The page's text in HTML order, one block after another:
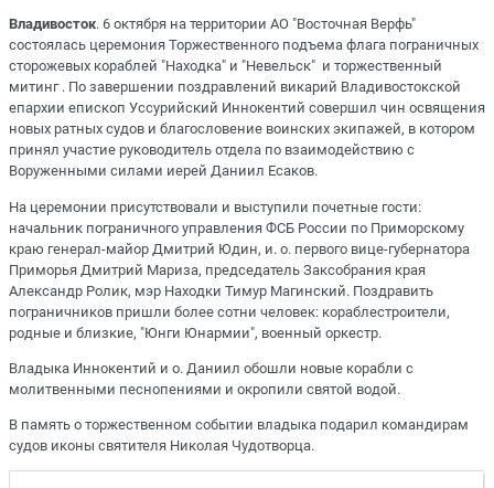
Владивосток. 6 октября на территории АО "Восточная Верфь"
состоялась церемония Торжественного подъема флага пограничных
сторожевых кораблей "Находка" и "Невельск" и торжественный
митинг . По завершении поздравлений викарий Владивостокской
епархии епископ Уссурийский Иннокентий совершил чин освящения
новых ратных судов и благословение воинских экипажей, в котором
принял участие руководитель отдела по взаимодействию с
Воруженными силами иерей Даниил Есаков.
На церемонии присутствовали и выступили почетные гости:
начальник пограничного управления ФСБ России по Приморскому
краю генерал-майор Дмитрий Юдин, и. о. первого вице-губернатора
Приморья Дмитрий Мариза, председатель Заксобрания края
Александр Ролик, мэр Находки Тимур Магинский. Поздравить
пограничников пришли более сотни человек: кораблестроители,
родные и близкие, "Юнги Юнармии", военный оркестр.
Владыка Иннокентий и о. Даниил обошли новые корабли с
молитвенными песнопениями и окропили святой водой.
В память о торжественном событии владыка подарил командирам
судов иконы святителя Николая Чудотворца.